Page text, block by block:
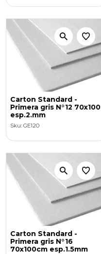
Carton Standard -
Primera gris N°12 70x100
esp.2.mm
Sku: GE120
Carton Standard -
Primera gris N°16
70x100cm esp.1.5mm